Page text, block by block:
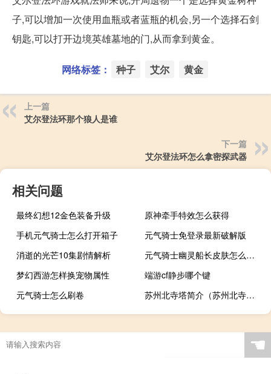
子,可以增加一次使用血瓶或者蓝瓶的机会,另一个选择石剑
钥匙,可以打开边境英雄墓地的门,从而拿到黄金。
网络标签： 种子 艾尔 黄金
上一篇
艾尔登法环那个狼人是谁
下一篇
艾尔登法环怎么拿密探武器
相关问题
最终幻想12金色装备升级
原神牵手特效怎么获得
手机元气骑士怎么打开箱子
元气骑士免登录最新破解版
消逝的光芒10集剧情解析
元气骑士幽灵船长皮肤怎么获得
梦幻西游怎样换宠物属性
端游cf静步哪个键
元气骑士怎么刷卷
苏州北寺塔简介（苏州北寺塔门票）
☚